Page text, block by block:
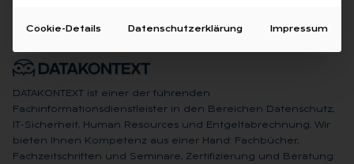
DATAKONTEXT ist einer der führenden
Fachinformationsdienstleister in den Bereichen Datenschutz,
IT-Sicherheit, Human Resources und Entgeltabrechnung. Wir
bieten Ihnen Kompetenz aus einer Hand: Fachbücher,
Fachzeitschriften und Seminare, Zertifizierung und Beratung.
Cookie-Details Datenschutzerklärung Impressum